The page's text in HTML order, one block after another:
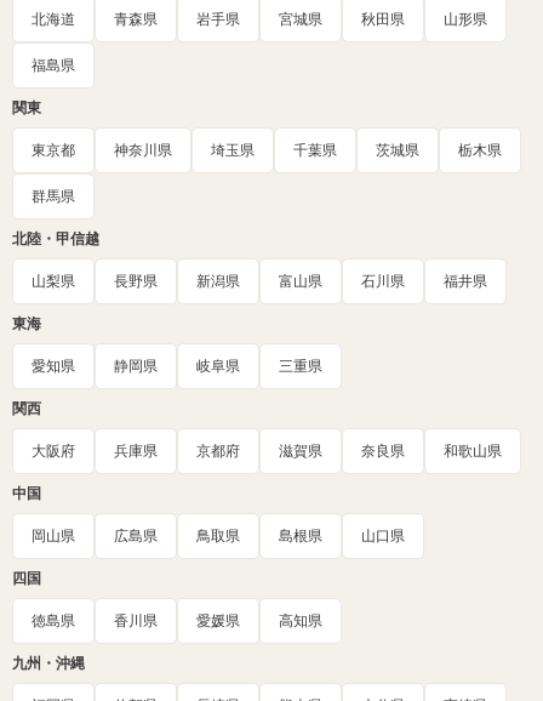
北海道 青森県 岩手県 宮城県 秋田県 山形県
福島県
関東
東京都 神奈川県 埼玉県 千葉県 茨城県 栃木県
群馬県
北陸・甲信越
山梨県 長野県 新潟県 富山県 石川県 福井県
東海
愛知県 静岡県 岐阜県 三重県
関西
大阪府 兵庫県 京都府 滋賀県 奈良県 和歌山県
中国
岡山県 広島県 鳥取県 島根県 山口県
四国
徳島県 香川県 愛媛県 高知県
九州・沖縄